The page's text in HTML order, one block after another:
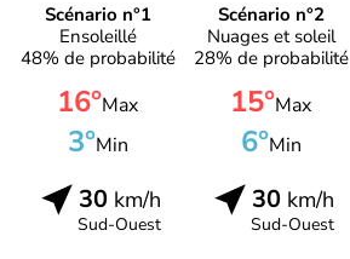
Scénario n°1
Ensoleillé
48% de probabilité
16°Max
3°Min
30km/h
Sud-Ouest
Scénario n°2
Nuages et soleil
28% de probabilité
15°Max
6°Min
30km/h
Sud-Ouest